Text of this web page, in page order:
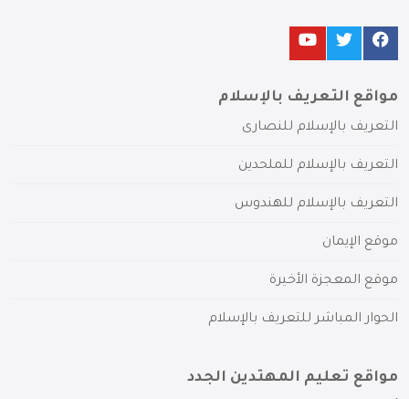
مواقع التعريف بالإسلام
التعريف بالإسلام للنصارى
التعريف بالإسلام للملحدين
التعريف بالإسلام للهندوس
موقع الإيمان
موقع المعجزة الأخيرة
الحوار المباشر للتعريف بالإسلام
مواقع تعليم المهتدين الجدد